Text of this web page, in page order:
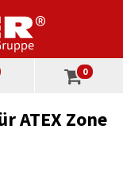
0
ATEX Zone